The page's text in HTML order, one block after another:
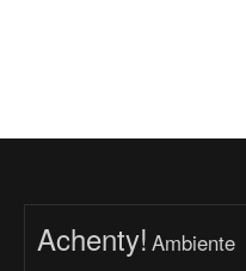
Achenty! Ambiente